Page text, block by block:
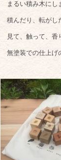
まるい積み木にし
積んだり、転がし
見て、触って、香
無塗装での仕上げ